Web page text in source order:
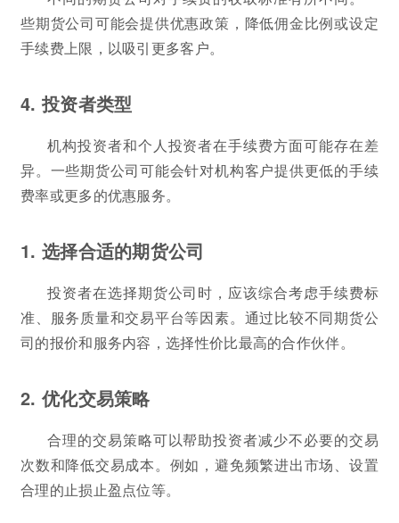
些期货公司可能会提供优惠政策，降低佣金比例或设定
手续费上限，以吸引更多客户。
4. 投资者类型
机构投资者和个人投资者在手续费方面可能存在差
异。一些期货公司可能会针对机构客户提供更低的手续
费率或更多的优惠服务。
1. 选择合适的期货公司
投资者在选择期货公司时，应该综合考虑手续费标
准、服务质量和交易平台等因素。通过比较不同期货公
司的报价和服务内容，选择性价比最高的合作伙伴。
2. 优化交易策略
合理的交易策略可以帮助投资者减少不必要的交易
次数和降低交易成本。例如，避免频繁进出市场、设置
合理的止损止盈点位等。